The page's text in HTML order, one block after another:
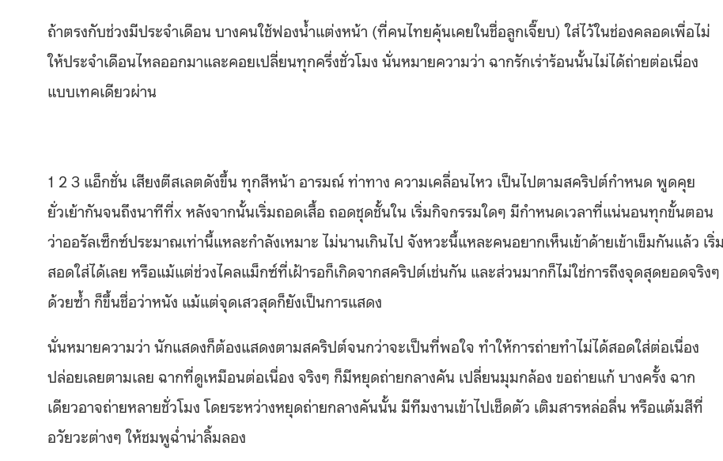
ถ้าตรงกับช่วงมีประจำเดือน บางคนใช้ฟองน้ำแต่งหน้า (ที่คนไทยคุ้นเคยในชื่อลูกเจี๊ยบ) ใส่ไว้ในช่องคลอดเพื่อไม่
ให้ประจำเดือนไหลออกมาและคอยเปลี่ยนทุกครึ่งชั่วโมง นั่นหมายความว่า ฉากรักเร่าร้อนนั้นไม่ได้ถ่ายต่อเนื่อง
แบบเทคเดียวผ่าน
1 2 3 แอ็กชั่น เสียงตีสเลตดังขึ้น ทุกสีหน้า อารมณ์ ท่าทาง ความเคลื่อนไหว เป็นไปตามสคริปต์กำหนด พูดคุย
ยั่วเย้ากันจนถึงนาทีที่x หลังจากนั้นเริ่มถอดเสื้อ ถอดชุดชั้นใน เริ่มกิจกรรมใดๆ มีกำหนดเวลาที่แน่นอนทุกขั้นตอน
ว่าออรัลเซ็กซ์ประมาณเท่านี้แหละกำลังเหมาะ ไม่นานเกินไป จังหวะนี้แหละคนอยากเห็นเข้าด้ายเข้าเข็มกันแล้ว เริ่ม
สอดใส่ได้เลย หรือแม้แต่ช่วงไคลแม็กซ์ที่เฝ้ารอก็เกิดจากสคริปต์เช่นกัน และส่วนมากก็ไม่ใช่การถึงจุดสุดยอดจริงๆ
ด้วยซ้ำ ก็ขึ้นชื่อว่าหนัง แม้แต่จุดเสวสุดก็ยังเป็นการแสดง
นั่นหมายความว่า นักแสดงก็ต้องแสดงตามสคริปต์จนกว่าจะเป็นที่พอใจ ทำให้การถ่ายทำไม่ได้สอดใส่ต่อเนื่อง
ปล่อยเลยตามเลย ฉากที่ดูเหมือนต่อเนื่อง จริงๆ ก็มีหยุดถ่ายกลางคัน เปลี่ยนมุมกล้อง ขอถ่ายแก้ บางครั้ง ฉาก
เดียวอาจถ่ายหลายชั่วโมง โดยระหว่างหยุดถ่ายกลางคันนั้น มีทีมงานเข้าไปเช็ดตัว เติมสารหล่อลื่น หรือแต้มสีที่
อวัยวะต่างๆ ให้ชมพูฉ่ำน่าลิ้มลอง